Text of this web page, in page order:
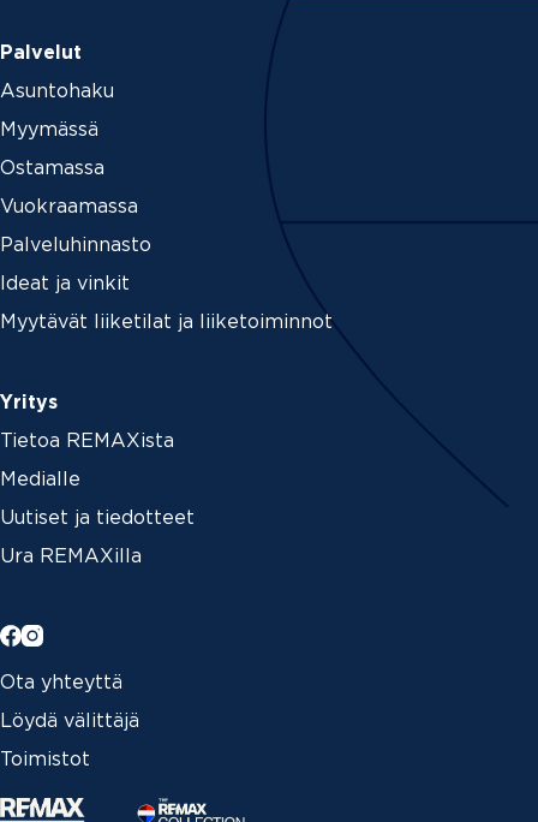
Palvelut
Asuntohaku
Myymässä
Ostamassa
Vuokraamassa
Palveluhinnasto
Ideat ja vinkit
Myytävät liiketilat ja liiketoiminnot
Yritys
Tietoa REMAXista
Medialle
Uutiset ja tiedotteet
Ura REMAXilla
Ota yhteyttä
Löydä välittäjä
Toimistot